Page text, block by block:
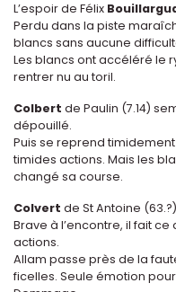
L’espoir de Félix
Perdu dans la piste
blancs sans aucune
Les blancs ont accéléré le
rentrer nu au toril.
Colbert de Paulin (7.14)
dépouillé.
Puis se reprend
timides actions. Mais les
changé sa course.
Colvert de St Antoine
Brave à l’encontre, il fait
actions.
Allam passe près de la
ficelles. Seule émotion